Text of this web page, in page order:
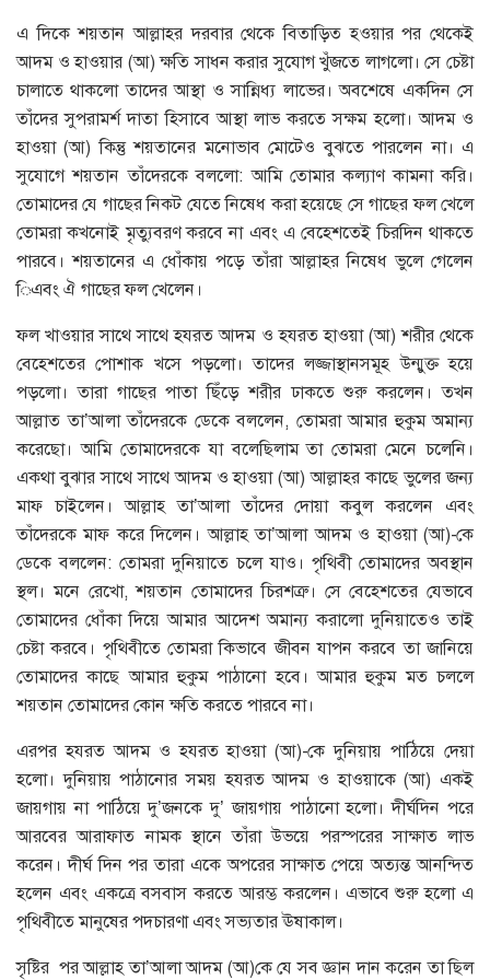
এ দিকে শয়তান আল্লাহর দরবার থেকে বিতাড়িত হওয়ার পর থেকেই
আদম ও হাওয়ার (আ) ক্ষতি সাধন করার সুযোগ খুঁজতে লাগলো। সে চেষ্টা
চালাতে থাকলো তাদের আস্থা ও সান্নিধ্য লাভের। অবশেষে একদিন সে
তাঁদের সুপরামর্শ দাতা হিসাবে আস্থা লাভ করতে সক্ষম হলো। আদম ও
হাওয়া (আ) কিন্তু শয়তানের মনোভাব মোটেও বুঝতে পারলেন না। এ
সুযোগে শয়তান তাঁদেরকে বললো: আমি তোমার কল্যাণ কামনা করি।
তোমাদের যে গাছের নিকট যেতে নিষেধ করা হয়েছে সে গাছের ফল খেলে
তোমরা কখনোই মৃত্যুবরণ করবে না এবং এ বেহেশতেই চিরদিন থাকতে
পারবে। শয়তানের এ ধোঁকায় পড়ে তাঁরা আল্লাহর নিষেধ ভুলে গেলেন
িএবং ঐ গাছের ফল খেলেন।
ফল খাওয়ার সাথে সাথে হযরত আদম ও হযরত হাওয়া (আ) শরীর থেকে
বেহেশতের পোশাক খসে পড়লো। তাদের লজ্জাস্থানসমূহ উন্মুক্ত হয়ে
পড়লো। তারা গাছের পাতা ছিঁড়ে শরীর ঢাকতে শুরু করলেন। তখন
আল্লাত তা’আলা তাঁদেরকে ডেকে বললেন, তোমরা আমার হুকুম অমান্য
করেছো। আমি তোমাদেরকে যা বলেছিলাম তা তোমরা মেনে চলেনি।
একথা বুঝার সাথে সাথে আদম ও হাওয়া (আ) আল্লাহর কাছে ভুলের জন্য
মাফ চাইলেন। আল্লাহ তা’আলা তাঁদের দোয়া কবুল করলেন এবং
তাঁদেরকে মাফ করে দিলেন। আল্লাহ তা’আলা আদম ও হাওয়া (আ)-কে
ডেকে বললেন: তোমরা দুনিয়াতে চলে যাও। পৃথিবী তোমাদের অবস্থান
স্থল। মনে রেখো, শয়তান তোমাদের চিরশত্রু। সে বেহেশতের যেভাবে
তোমাদের ধোঁকা দিয়ে আমার আদেশ অমান্য করালো দুনিয়াতেও তাই
চেষ্টা করবে। পৃথিবীতে তোমরা কিভাবে জীবন যাপন করবে তা জানিয়ে
তোমাদের কাছে আমার হুকুম পাঠানো হবে। আমার হুকুম মত চললে
শয়তান তোমাদের কোন ক্ষতি করতে পারবে না।
এরপর হযরত আদম ও হযরত হাওয়া (আ)-কে দুনিয়ায় পাঠিয়ে দেয়া
হলো। দুনিয়ায় পাঠানোর সময় হযরত আদম ও হাওয়াকে (আ) একই
জায়গায় না পাঠিয়ে দু’জনকে দু’ জায়গায় পাঠানো হলো। দীর্ঘদিন পরে
আরবের আরাফাত নামক স্থানে তাঁরা উভয়ে পরস্পরের সাক্ষাত লাভ
করেন। দীর্ঘ দিন পর তারা একে অপরের সাক্ষাত পেয়ে অত্যন্ত আনন্দিত
হলেন এবং একত্রে বসবাস করতে আরম্ভ করলেন। এভাবে শুরু হলো এ
পৃথিবীতে মানুষের পদচারণা এবং সভ্যতার ঊষাকাল।
সৃষ্টির পর আল্লাহ তা’আলা আদম (আ)কে যে সব জ্ঞান দান করেন তা ছিল